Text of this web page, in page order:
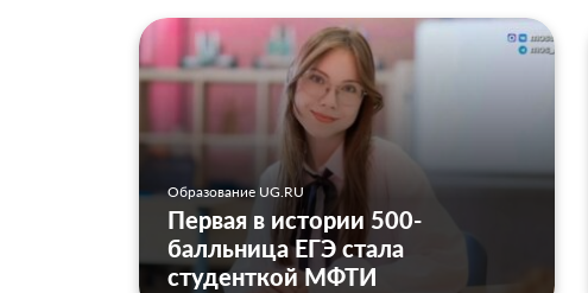
Образование UG.RU
Первая в истории 500-
балльница ЕГЭ стала
студенткой МФТИ